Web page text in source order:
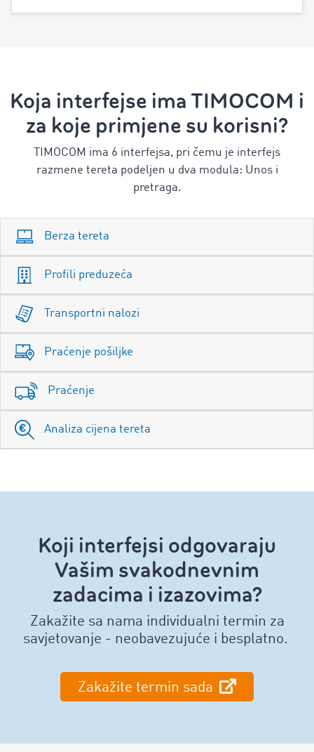
Koja interfejse ima TIMOCOM i
za koje primjene su korisni?
TIMOCOM ima 6 interfejsa, pri čemu je interfejs
razmene tereta podeljen u dva modula: Unos i
pretraga.
Berza tereta
Profili preduzeća
Transportni nalozi
Praćenje pošiljke
Praćenje
Analiza cijena tereta
Koji interfejsi odgovaraju
Vašim svakodnevnim
zadacima i izazovima?
Zakažite sa nama individualni termin za
savjetovanje - neobavezujuće i besplatno.
Zakažite termin sada